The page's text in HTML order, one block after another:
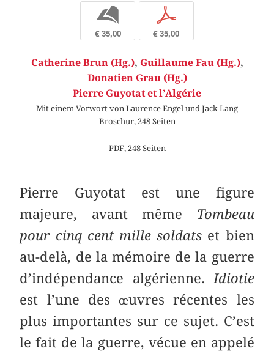
b
€ 35,00
p
€ 35,00
Catherine Brun (Hg.), Guillaume Fau (Hg.),
Donatien Grau (Hg.)
Pierre Guyotat et l’Algérie
Mit einem Vorwort von Laurence Engel und Jack Lang
Broschur, 248 Seiten
PDF, 248 Seiten
Pierre Guyotat est une figure
majeure, avant même Tombeau
pour cinq cent mille soldats et bien
au-delà, de la mémoire de la guerre
d’indépendance algérienne. Idiotie
est l’une des œuvres récentes les
plus importantes sur ce sujet. C’est
le fait de la guerre, vécue en appelé